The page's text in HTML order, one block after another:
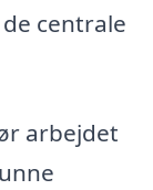
centrale
arbejdet